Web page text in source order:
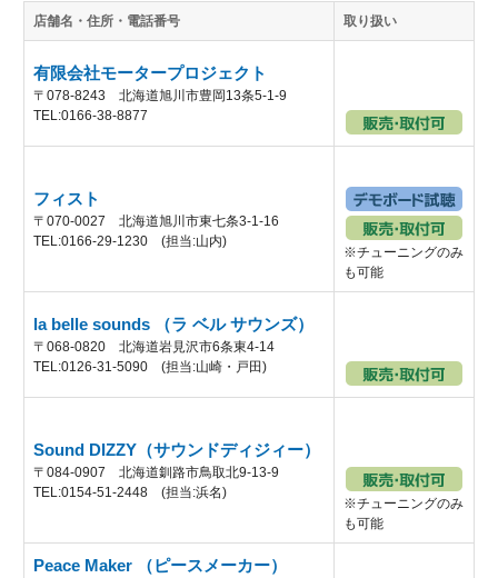
店舗名・住所・電話番号 取り扱い
有限会社モータープロジェクト
〒078-8243 北海道旭川市豊岡13条5-1-9
TEL:0166-38-8877
フィスト
〒070-0027 北海道旭川市東七条3-1-16
TEL:0166-29-1230 (担当:山内)
※チューニングのみ
も可能
la belle sounds （ラ ベル サウンズ）
〒068-0820 北海道岩見沢市6条東4-14
TEL:0126-31-5090 (担当:山崎・戸田)
Sound DIZZY（サウンドディジィー）
〒084-0907 北海道釧路市鳥取北9-13-9
TEL:0154-51-2448 (担当:浜名)
※チューニングのみ
も可能
Peace Maker （ピースメーカー）